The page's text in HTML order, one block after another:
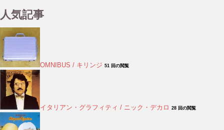
人気記事
OMNIBUS / キリンジ 51 回の閲覧
イタリアン・グラフィティ / ニック・デカロ 28 回の閲覧